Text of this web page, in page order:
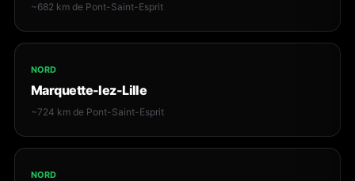
~682 km de Pont-Saint-Esprit
NORD
Marquette-lez-Lille
~724 km de Pont-Saint-Esprit
NORD